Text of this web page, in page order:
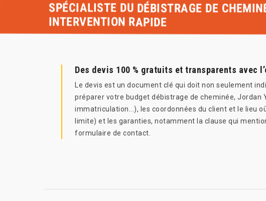
SPÉCIALISTE DU DÉBISTRAGE DE
INTERVENTION RAPIDE
Des devis 100 % gratuits et transparents avec
Le devis est un document clé qui doit non seulement
préparer votre budget débistrage de cheminée, Jordan
immatriculation...), les coordonnées du client et le lieu
limite) et les garanties, notamment la clause qui
formulaire de contact.